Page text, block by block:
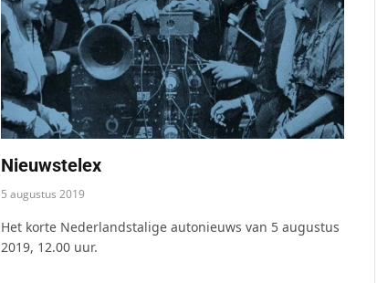
Nieuwstelex
5 augustus 2019
Het korte Nederlandstalige autonieuws van 5 augustus
2019, 12.00 uur.